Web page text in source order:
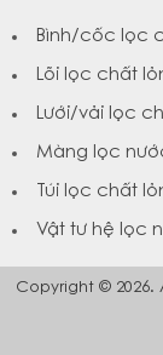
Bình/cốc lọc
Lõi lọc chất
Lưới/vải lọc
Màng lọc
Túi lọc chất
Vật tư hệ lọc
Copyright © 2026.